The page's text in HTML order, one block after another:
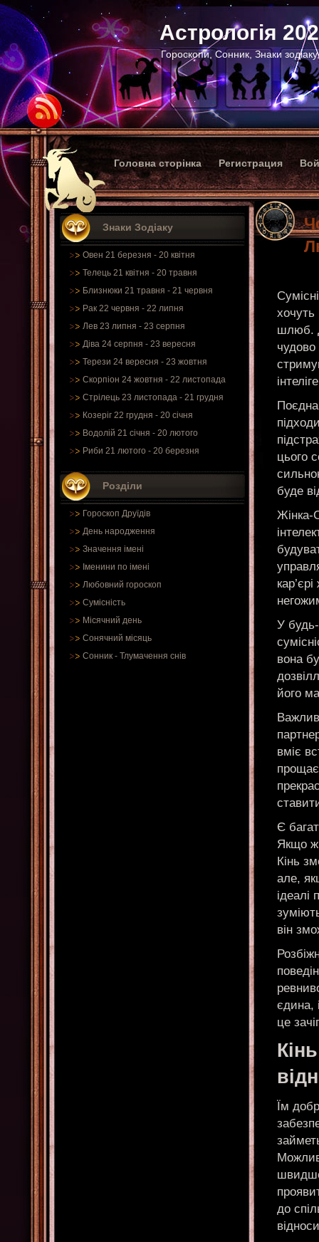
Астрологія
Гороскопи, Сонник, Знаки
Головна сторінка Регистрация
Знаки Зодіаку
Овен 21 березня - 20 квітня
Телець 21 квітня - 20 травня
Близнюки 21 травня - 21 червня
Рак 22 червня - 22 липня
Лев 23 липня - 23 серпня
Діва 24 серпня - 23 вересня
Терези 24 вересня - 23 жовтня
Скорпіон 24 жовтня - 22 листопада
Стрілець 23 листопада - 21 грудня
Козеріг 22 грудня - 20 січня
Водолій 21 січня - 20 лютого
Риби 21 лютого - 20 березня
Розділи
Гороскоп Друїдів
День народження
Значення імені
Іменини по імені
Любовний гороскоп
Сумісність
Місячний день
Сонячний місяць
Сонник - Тлумачення снів
хочуть
шлюб.
чудово
цього
буде
Жінка-
У будь-
вона
його
вміє
Є
Якщо
Кінь
але,
ідеалі
він
єдина,
це
Їм
до